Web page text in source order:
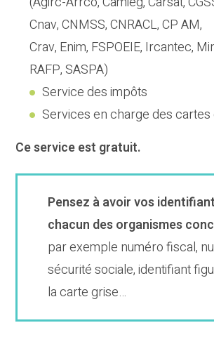
Cnav, CNMSS, CNRACL, CP AM,
Crav, Enim, FSPOEIE, Ircantec,
RAFP, SASPA)
Service des impôts
Services en charge des cartes
Ce service est gratuit.
Pensez à avoir vos
chacun des organismes
par exemple numéro fiscal,
sécurité sociale, identifiant
la carte grise…